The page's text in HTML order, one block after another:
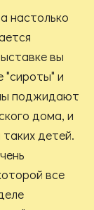
настолько
вы
"сироты" и
поджидают
дома, и
детей.
все